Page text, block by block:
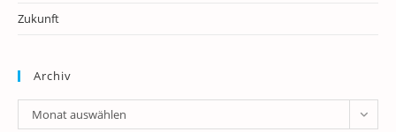
Zukunft
Archiv
Archiv
Monat auswählen